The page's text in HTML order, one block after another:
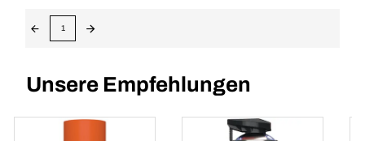
1
Unsere Empfehlungen